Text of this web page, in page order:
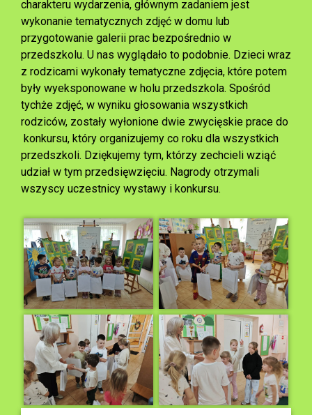
charakteru wydarzenia, głównym zadaniem jest
wykonanie tematycznych zdjęć w domu lub
przygotowanie galerii prac bezpośrednio w
przedszkolu. U nas wyglądało to podobnie. Dzieci wraz
z rodzicami wykonały tematyczne zdjęcia, które potem
były wyeksponowane w holu przedszkola. Spośród
tychże zdjęć, w wyniku głosowania wszystkich
rodziców, zostały wyłonione dwie zwycięskie prace do
konkursu, który organizujemy co roku dla wszystkich
przedszkoli. Dziękujemy tym, którzy zechcieli wziąć
udział w tym przedsięwzięciu. Nagrody otrzymali
wszyscy uczestnicy wystawy i konkursu.